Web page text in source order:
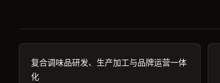
复合调味品研发、生产加工与品牌运营一体
化